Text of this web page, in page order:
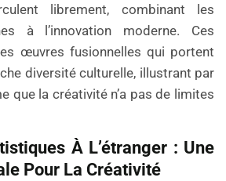
librement, combinant les
à l’innovation moderne. Ces
œuvres fusionnelles qui portent
diversité culturelle, illustrant par
que la créativité n’a pas de limites
À L’étranger : Une
Pour La Créativité